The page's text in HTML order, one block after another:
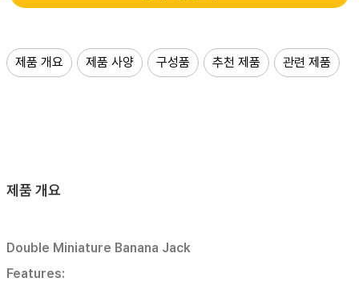
제품 개요 제품 사양 구성품 추천 제품 관련 제품
제품 개요
Double Miniature Banana Jack
Features: